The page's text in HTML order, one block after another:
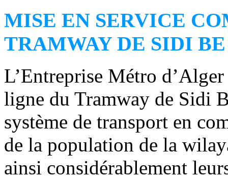
MISE EN SERVICE
TRAMWAY DE SIDI
L’Entreprise Métro
ligne du Tramway de Sidi
système de transport en
de la population de la
ainsi considérablement